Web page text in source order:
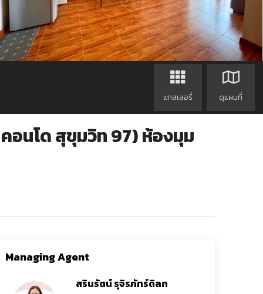
แกลเลอรี่ ดูแผนที่
อนโด สุขุมวิท 97) ห้องมุม
Managing Agent
สรินรัตน์ รุจิรภัทร์ดิลก